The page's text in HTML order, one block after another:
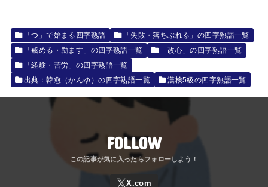
「つ」で始まる四字熟語
「失敗・落ちぶれる」の四字熟語一覧
「戒める・励ます」の四字熟語一覧
「改心」の四字熟語一覧
「経験・苦労」の四字熟語一覧
出典：韓愈（かんゆ）の四字熟語一覧
漢検5級の四字熟語一覧
FOLLOW